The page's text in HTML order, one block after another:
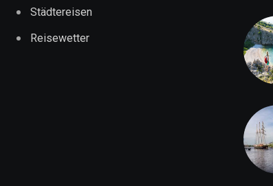
Städtereisen
Reisewetter